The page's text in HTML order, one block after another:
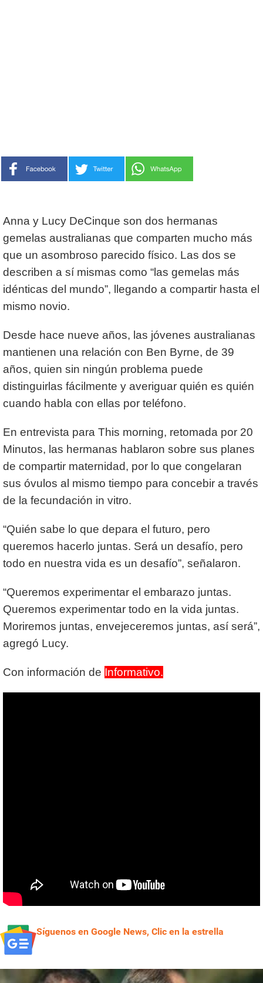
Anna y Lucy DeCinque son dos hermanas
gemelas australianas que comparten mucho más
que un asombroso parecido físico. Las dos se
describen a sí mismas como “las gemelas más
idénticas del mundo”, llegando a compartir hasta el
mismo novio.
Desde hace nueve años, las jóvenes australianas
mantienen una relación con Ben Byrne, de 39
años, quien sin ningún problema puede
distinguirlas fácilmente y averiguar quién es quién
cuando habla con ellas por teléfono.
En entrevista para This morning, retomada por 20
Minutos, las hermanas hablaron sobre sus planes
de compartir maternidad, por lo que congelaran
sus óvulos al mismo tiempo para concebir a través
de la fecundación in vitro.
“Quién sabe lo que depara el futuro, pero
queremos hacerlo juntas. Será un desafío, pero
todo en nuestra vida es un desafío”, señalaron.
“Queremos experimentar el embarazo juntas.
Queremos experimentar todo en la vida juntas.
Moriremos juntas, envejeceremos juntas, así será”,
agregó Lucy.
Con información de Informativo.
Síguenos en Google News, Clic en la estrella